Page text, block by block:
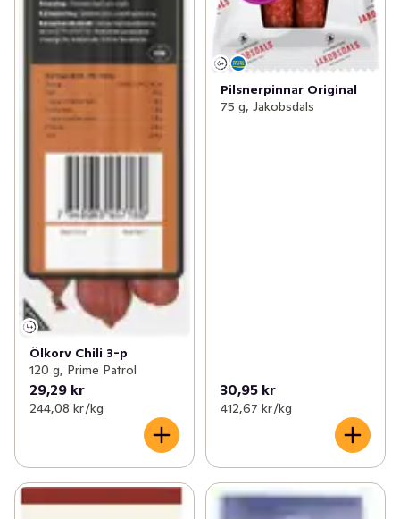
Ölkorv Chili 3-p
120 g, Prime Patrol
29,29 kr
244,08 kr /kg
Pilsnerpinnar Original
75 g, Jakobsdals
30,95 kr
412,67 kr /kg